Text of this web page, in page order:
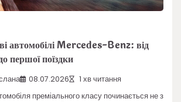
автомобілі Mercedes-Benz: від
першої поїздки
08.07.2026 1 хв читання
преміального класу починається не з